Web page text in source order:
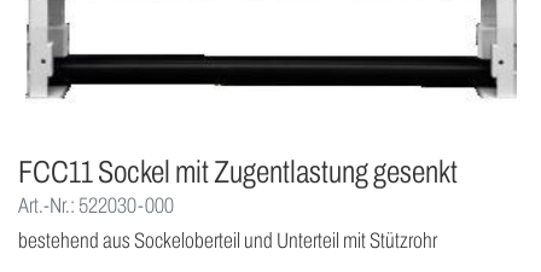
FCC11 Sockel mit Zugentlastung gesenkt
Art.-Nr.: 522030-000
bestehend aus Sockeloberteil und Unterteil mit Stützrohr